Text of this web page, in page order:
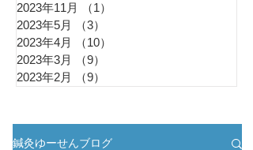
2023年11月
（1）
2023年5月
（3）
2023年4月
（10）
2023年3月
（9）
2023年2月
（9）
鍼灸ゆーせんブログ